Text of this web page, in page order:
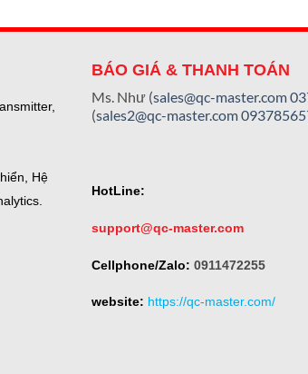
Hệ
BÁO GIÁ & THANH TOÁN
Ms. Như (sales@qc-master.com
(sales2@qc-master.com
HotLine:
support@qc-master.com
Cellphone/Zalo: 0911472255
website: https://qc-master.com/